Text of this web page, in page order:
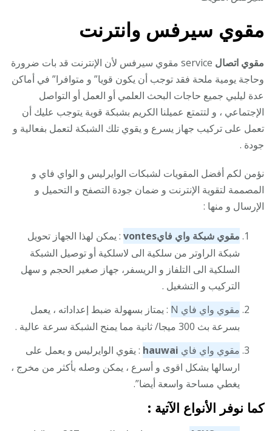
مقوي سيرفس وانترنت
مقوي اتصال
service مقوي سيرفس لأن الإنترنت قد بات ضرورة
وحاجة يومية ملحة فقد توجب أن يكون قويا” و متوافرا” في أماكن
عدة ليلبي جميع حاجات البحث العلمي أو العمل أو التواصل
الإجتماعي ، و لتتمتع عميلنا الكريم بشبكة قوية يتوجب عليك أن
تعمل على تركيب جهاز يسرع و يقوي تلك الشبكة لتعمل بفعالية و
جودة .
نؤمن لكم أفضل المقويات لشبكات الوايرليس و الواي فاي و
المصممة لتقوية الإنترنت و ضمان جودة التصفح و التحميل و
الإرسال و منها :
مقوي شبكة واي فايvontes : يمكن لهذا الجهاز تحويل
شبكة الراوتر من سلكية الى لاسلكية أو توصيل الشبكة
السلكية الى التلفاز و الريسفر، جهاز صغير الحجم و سهل
التركيب و التشغيل .
مقوي واي فاي N
: يمتاز بسهولة ضبط إعداداته ، يعمل
بسرعة بث 300 ميجا/ ثانية مما يمنح الشبكة سرعة عالية .
مقوي واي فاي hauwai : يقوي الوايرليس و يعمل على
ارسالها بشكل اقوى و أسرع ، يمكن وصله بأكثر من مخرج ،
يغطي مساحة واسعة أيضا”.
كما نوفر الأنواع الآتية :